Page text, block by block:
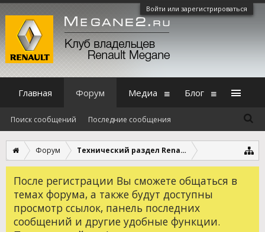
Войти или зарегистрироваться
Форум Технический раздел Renault Megane 2
После регистрации Вы сможете общаться в
темах форума, а также будут доступны
просмотр ссылок, панель последних
сообщений и другие удобные функции.
Главная Форум
Поиск сообщений Последние сообщения
Медиа Блог